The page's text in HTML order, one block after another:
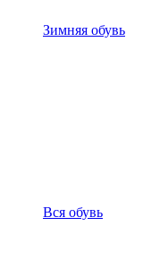
Зимняя обувь
Вся обувь